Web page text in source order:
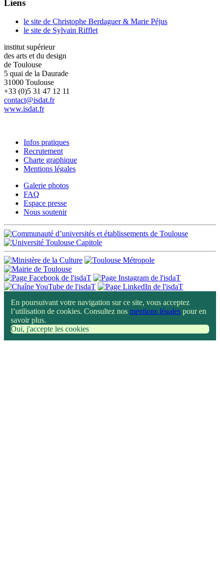
Liens
le site de Christophe Berdaguer & Marie Péjus
le site de Sylvain Rifflet
institut supérieur
des arts et du design
de Toulouse
5 quai de la Daurade
31000 Toulouse
+33 (0)5 31 47 12 11
contact@isdat.fr
www.isdat.fr
Infos pratiques
Recrutement
Charte graphique
Mentions légales
Galerie photos
FAQ
Espace presse
Nous soutenir
En poursuivant votre navigation sur ce site, vous acceptez
l’utilisation de cookies. Consultez nos mentions légales pour en
savoir plus.
Oui, j'accepte les cookies